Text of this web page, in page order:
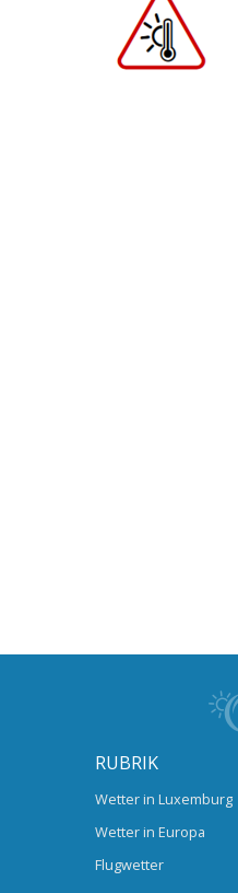
RUBRIK
Wetter in Luxemburg
Wetter in Europa
Flugwetter